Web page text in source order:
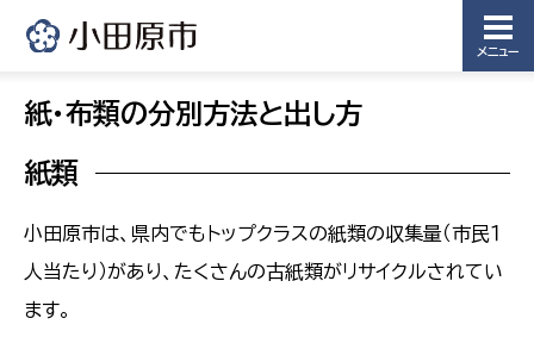
メニュー
紙・布類の分別方法と出し方
紙類
小田原市は、県内でもトップクラスの紙類の収集量（市民１
人当たり）があり、たくさんの古紙類がリサイクルされてい
ます。